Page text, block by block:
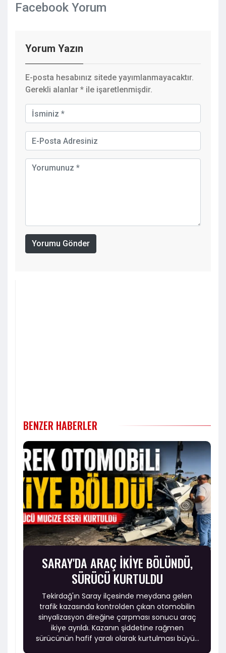
Facebook Yorum
Yorum Yazın
E-posta hesabınız sitede yayımlanmayacaktır.
Gerekli alanlar * ile işaretlenmişdir.
Yorumu Gönder
BENZER HABERLER
SARAY'DA ARAÇ İKİYE BÖLÜNDÜ,
SÜRÜCÜ KURTULDU
Tekirdağ'ın Saray ilçesinde meydana gelen
trafik kazasında kontrolden çıkan otomobilin
sinyalizasyon direğine çarpması sonucu araç
ikiye ayrıldı. Kazanın şiddetine rağmen
sürücünün hafif yaralı olarak kurtulması büyük